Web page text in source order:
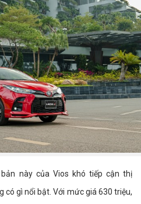
này của Vios khó tiếp cận thị
có gì nổi bật. Với mức giá 630 triệu,